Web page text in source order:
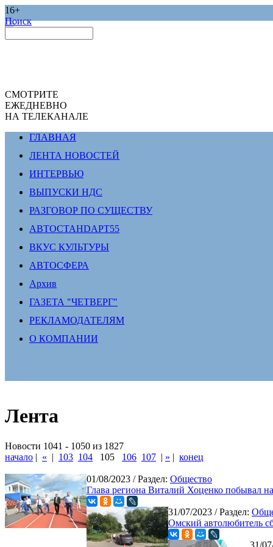
16+
Поиск
СМОТРИТЕ
ЕЖЕДНЕВНО
НА ТЕЛЕКАНАЛЕ
ГЛАВНАЯ
ЛЕНТА НОВОСТЕЙ
ИНТЕРВЬЮ
ВЫПУСКИ НДС
РАЗГОВОР ПО СУЩЕСТВУ
АВТОСТАНDАРТ55
ВКУС КУЛЬТУРЫ
АВТОСФЕРА
Архив
ГАЗЕТА "ЧЕТВЕРГ"
РЕКЛАМОДАТЕЛЯМ
О КОМПАНИИ
Лента
Новости 1041 - 1050 из 1827
начало | « | 103 104 105 106 107 | » | конец
01/08/2023 / Раздел: Общество
Глава региона Виталий Хоценко побывал
31/07/2023 / Раздел:
Омский автолюбитель
31/